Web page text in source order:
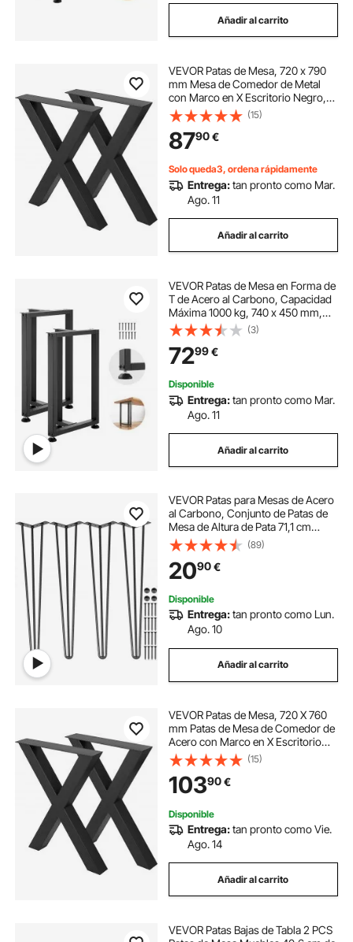
Añadir al carrito
VEVOR Patas de Mesa, 720 x 790
mm Mesa de Comedor de Metal
con Marco en X Escritorio Negro,
Conjunto de 2 Patas de Mesa de
Acero de Calidad, Patas para
Muebles Tienda de Café Bar de
Oficina en Casa
(15)
8790€
Solo queda3, ordena rápidamente
Entrega:tan pronto como Mar.
Ago. 11
Añadir al carrito
VEVOR Patas de Mesa en Forma de
T de Acero al Carbono, Capacidad
Máxima 1000 kg, 740 x 450 mm,
Juego de 2 Patas Cuadradas con Kit
de Herrajes para Muebles,
Escritorio, Mesa de Bar y Banco de
Trabajo
(3)
7299€
Disponible
Entrega:tan pronto como Mar.
Ago. 11
Añadir al carrito
VEVOR Patas para Mesas de Acero
al Carbono, Conjunto de Patas de
Mesa de Altura de Pata 71,1 cm
Patas para Muebles con 4 Pies de
Goma, Patas Mesa con Capacidad
de Carga 100 kg para Mesas
Auxiliares
(89)
2090€
Disponible
Entrega:tan pronto como Lun.
Ago. 10
Añadir al carrito
VEVOR Patas de Mesa, 720 X 760
mm Patas de Mesa de Comedor de
Acero con Marco en X Escritorio
Negras, Conjunto de 2 Patas de
Mesa de Metal de Calidad, para
Muebles Perfecta para Tienda de
Café Bar
(15)
10390€
Disponible
Entrega:tan pronto como Vie.
Ago. 14
Añadir al carrito
VEVOR Patas Bajas de Tabla 2 PCS